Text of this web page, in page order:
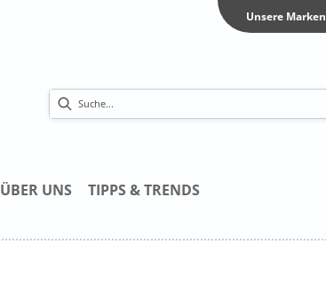
Unsere Marken
ÜBER UNS TIPPS & TRENDS